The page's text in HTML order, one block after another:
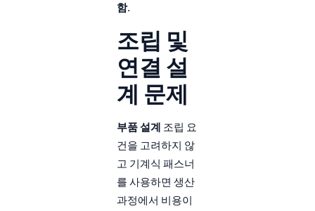
함.
조립 및
연결 설
계 문제
부품 설계 조립 요
건을 고려하지 않
고 기계식 패스너
를 사용하면 생산
과정에서 비용이